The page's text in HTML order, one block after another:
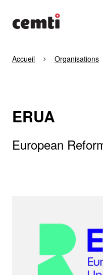
Accueil Organisations
ERUA
European